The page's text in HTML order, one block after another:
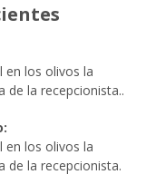
en los olivos la
de la recepcionista..
en los olivos la
de la recepcionista.